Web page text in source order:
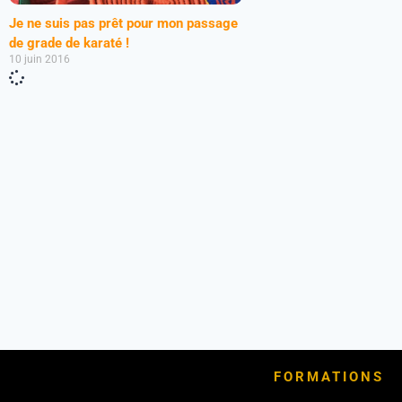
Je ne suis pas prêt pour mon passage
de grade de karaté !
10 juin 2016
FORMATIONS